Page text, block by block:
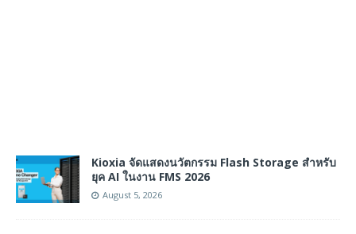
Kioxia จัดแสดงนวัตกรรม Flash Storage สำหรับ
ยุค AI ในงาน FMS 2026
August 5, 2026